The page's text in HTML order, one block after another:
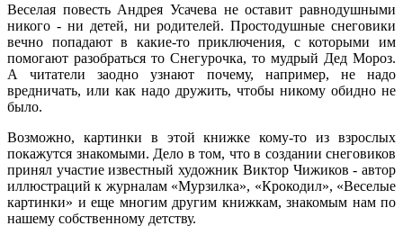
Веселая повесть Андрея Усачева не оставит равнодушными
никого - ни детей, ни родителей. Простодушные снеговики
вечно попадают в какие-то приключения, с которыми им
помогают разобраться то Снегурочка, то мудрый Дед Мороз.
А читатели заодно узнают почему, например, не надо
вредничать, или как надо дружить, чтобы никому обидно не
было.
Возможно, картинки в этой книжке кому-то из взрослых
покажутся знакомыми. Дело в том, что в создании снеговиков
принял участие известный художник Виктор Чижиков - автор
иллюстраций к журналам «Мурзилка», «Крокодил», «Веселые
картинки» и еще многим другим книжкам, знакомым нам по
нашему собственному детству.